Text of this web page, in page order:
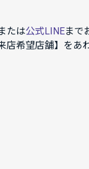
たは公式LINEまで
希望店舗】をあ